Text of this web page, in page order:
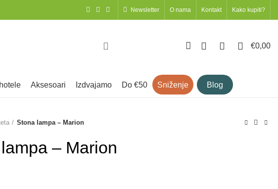
newsletter o nama kontakt kako kupiti?
€0,00
aksesoari izdvajamo do €50 sniženje blog
Stona lampa – Marion
– Marion